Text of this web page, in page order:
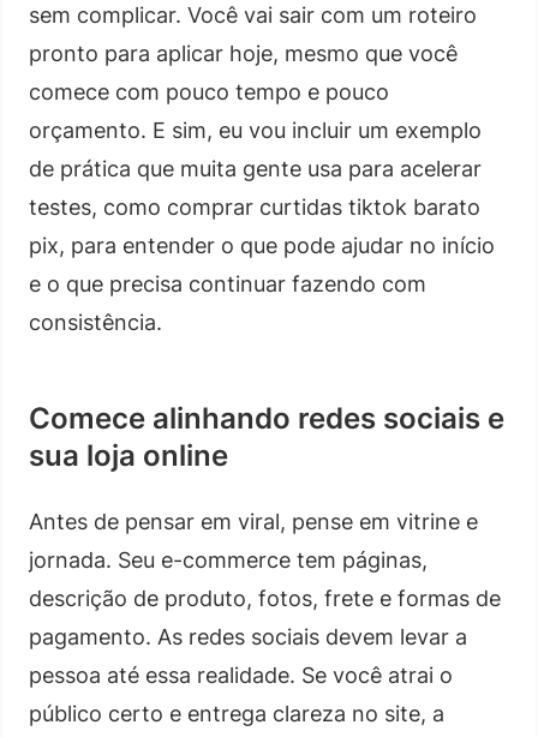
sem complicar. Você vai sair com um roteiro
pronto para aplicar hoje, mesmo que você
comece com pouco tempo e pouco
orçamento. E sim, eu vou incluir um exemplo
de prática que muita gente usa para acelerar
testes, como comprar curtidas tiktok barato
pix, para entender o que pode ajudar no início
e o que precisa continuar fazendo com
consistência.
Comece alinhando redes sociais e
sua loja online
Antes de pensar em viral, pense em vitrine e
jornada. Seu e-commerce tem páginas,
descrição de produto, fotos, frete e formas de
pagamento. As redes sociais devem levar a
pessoa até essa realidade. Se você atrai o
público certo e entrega clareza no site, a